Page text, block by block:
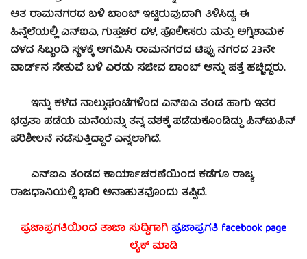
ಆತ ರಾಮನಗರದ ಬಳಿ ಬಾಂಬ್​ ಇಟ್ಟಿರುವುದಾಗಿ ತಿಳಿಸಿದ್ದ. ಈ
ಹಿನ್ನೆಲೆಯಲ್ಲಿ ಎನ್​ಐಎ, ಗುಪ್ತಚರ ದಳ, ಪೊಲೀಸರು ಮತ್ತು ಅಗ್ನಿಶಾಮಕ
ದಳದ ಸಿಬ್ಬಂದಿ ಸ್ಥಳಕ್ಕೆ ಆಗಮಿಸಿ ರಾಮನಗರದ ಟಿಪ್ಪು ನಗರದ 23ನೇ
ವಾರ್ಡ್​ನ ಸೇತುವೆ ಬಳಿ ಎರಡು ಸಜೀವ ಬಾಂಬ್​ ಅನ್ನು ಪತ್ತೆ ಹಚ್ಚಿದ್ದರು.
ಇನ್ನು ಕಳೆದ ನಾಲ್ಕುಘಂಟೆಗಳಿಂದ ಎನ್‌ಐಎ ತಂಡ ಹಾಗು ಇತರ
ಭದ್ರತಾ ಪಡೆಯ ಮನೆಯನ್ನು ತನ್ನ ವಶಕ್ಕೆ ಪಡೆದುಕೊಂಡಿದ್ದು ಪಿನ್‌ಟುಪಿನ್‌
ಪರಿಶೀಲನೆ ನಡೆಸುತ್ತಿದ್ದಾರೆ ಎನ್ನಲಾಗಿದೆ.
ಎನ್ಐಎ ತಂಡದ ಕಾರ್ಯಾಚರಣೆಯಿಂದ ಕಡೆಗೂ ರಾಜ್ಯ
ರಾಜಧಾನಿಯಲ್ಲಿ ಭಾರಿ ಅನಾಹುತವೊಂದು ತಪ್ಪಿದೆ.
ಪ್ರಜಾಪ್ರಗತಿಯಿಂದ ತಾಜಾ ಸುದ್ದಿಗಾಗಿಪ್ರಜಾಪ್ರಗತಿ facebookpage
ಲೈಕ್ ಮಾಡಿ